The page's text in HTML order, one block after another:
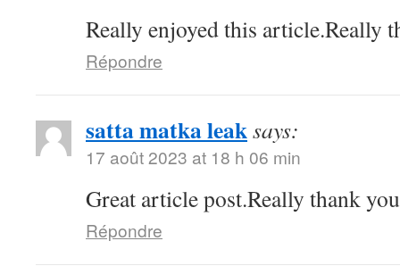
Really enjoyed this article.Really
Répondre
satta matka leaksays:
17 août 2023 at 18 h 06 min
Great article post.Really thank
Répondre